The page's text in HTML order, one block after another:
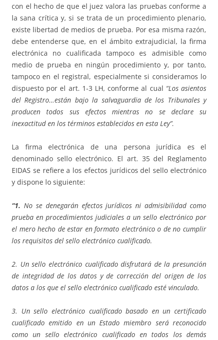
con el hecho de que el juez valora las pruebas conforme a
la sana crítica y, si se trata de un procedimiento plenario,
existe libertad de medios de prueba. Por esa misma razón,
debe entenderse que, en el ámbito extrajudicial, la firma
electrónica no cualificada tampoco es admisible como
medio de prueba en ningún procedimiento y, por tanto,
tampoco en el registral, especialmente si consideramos lo
dispuesto por el art. 1-3 LH, conforme al cual “Los asientos
del Registro…están bajo la salvaguardia de los Tribunales y
producen todos sus efectos mientras no se declare su
inexactitud en los términos establecidos en esta Ley”.
La firma electrónica de una persona jurídica es el
denominado sello electrónico. El art. 35 del Reglamento
EIDAS se refiere a los efectos jurídicos del sello electrónico
y dispone lo siguiente:
“1. No se denegarán efectos jurídicos ni admisibilidad como
prueba en procedimientos judiciales a un sello electrónico por
el mero hecho de estar en formato electrónico o de no cumplir
los requisitos del sello electrónico cualificado.
2. Un sello electrónico cualificado disfrutará de la presunción
de integridad de los datos y de corrección del origen de los
datos a los que el sello electrónico cualificado esté vinculado.
3. Un sello electrónico cualificado basado en un certificado
cualificado emitido en un Estado miembro será reconocido
como un sello electrónico cualificado en todos los demás